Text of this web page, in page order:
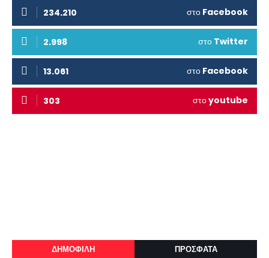
234.210 στο Facebook
2.998 στο Twitter
13.061 στο Facebook
303 στοyoutube
ΔΗΜΟΦΙΛΗ ΠΡΟΣΦΑΤΑ